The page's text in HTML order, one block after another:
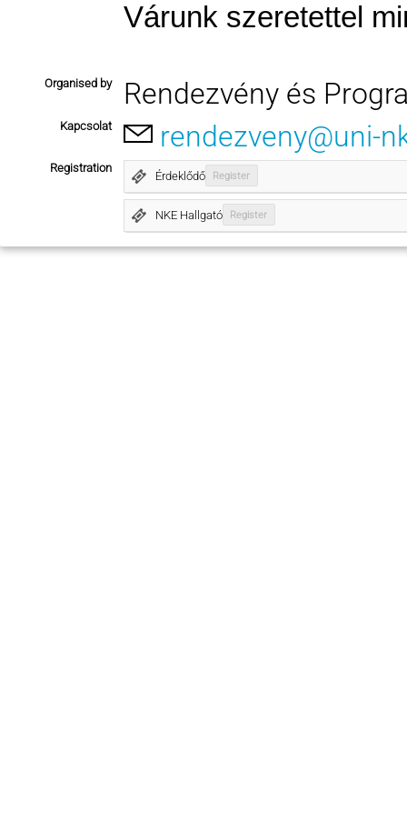
Várunk szeretettel
Organised by Rendezvény és
Kapcsolat rendezveny@uni-
Registration
Érdeklődő Register
NKE Hallgató Register